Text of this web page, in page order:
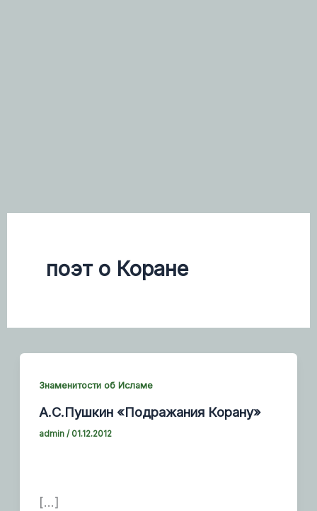
поэт о Коране
Знаменитости об Исламе
А.С.Пушкин «Подражания Корану»
admin/ 01.12.2012
[…]